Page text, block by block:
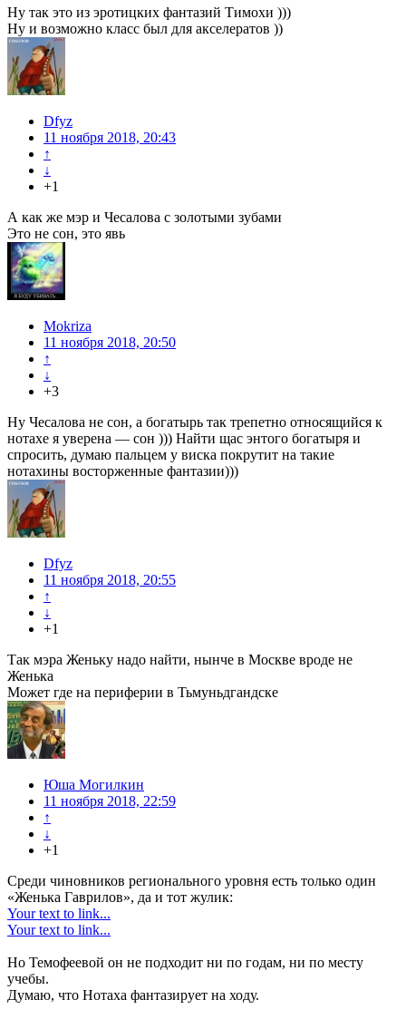
Ну так это из эротицких фантазий Тимохи )))
Ну и возможно класс был для акселератов ))
Dfyz
11 ноября 2018, 20:43
↑
↓
+1
А как же мэр и Чесалова с золотыми зубами
Это не сон, это явь
Mokriza
11 ноября 2018, 20:50
↑
↓
+3
Ну Чесалова не сон, а богатырь так трепетно относящийся к
нотахе я уверена — сон ))) Найти щас энтого богатыря и
спросить, думаю пальцем у виска покрутит на такие
нотахины восторженные фантазии)))
Dfyz
11 ноября 2018, 20:55
↑
↓
+1
Так мэра Женьку надо найти, нынче в Москве вроде не
Женька
Может где на периферии в Тьмуньдгандске
Юша Могилкин
11 ноября 2018, 22:59
↑
↓
+1
Среди чиновников регионального уровня есть только один
«Женька Гаврилов», да и тот жулик:
Your text to link...
Your text to link...
Но Темофеевой он не подходит ни по годам, ни по месту
учебы.
Думаю, что Нотаха фантазирует на ходу.